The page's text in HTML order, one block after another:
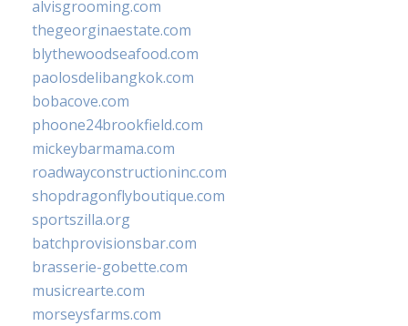
alvisgrooming.com
thegeorginaestate.com
blythewoodseafood.com
paolosdelibangkok.com
bobacove.com
phoone24brookfield.com
mickeybarmama.com
roadwayconstructioninc.com
shopdragonflyboutique.com
sportszilla.org
batchprovisionsbar.com
brasserie-gobette.com
musicrearte.com
morseysfarms.com